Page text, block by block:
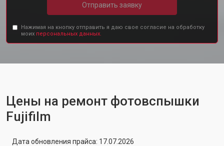
Отправить заявку
Нажимая на кнопку отправить я даю свое согласие на обработку
моих персональных данных.
Цены на ремонт фотовспышки
Fujifilm
Дата обновления прайса: 17.07.2026